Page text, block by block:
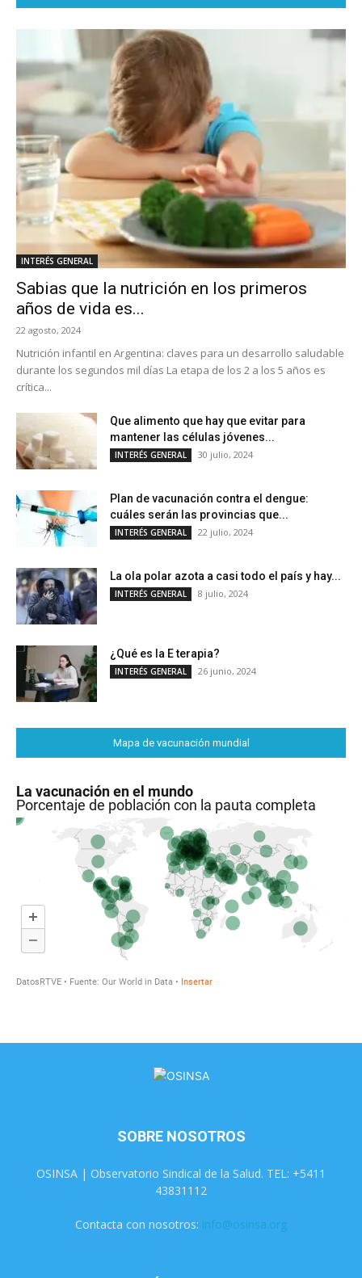
INTERÉS GENERAL
Sabias que la nutrición en los primeros
años de vida es...
22 agosto, 2024
Nutrición infantil en Argentina: claves para un desarrollo saludable
durante los segundos mil días La etapa de los 2 a los 5 años es
crítica...
Que alimento que hay que evitar para
mantener las células jóvenes...
INTERÉS GENERAL 30 julio, 2024
Plan de vacunación contra el dengue:
cuáles serán las provincias que...
INTERÉS GENERAL 22 julio, 2024
La ola polar azota a casi todo el país y hay...
INTERÉS GENERAL 8 julio, 2024
¿Qué es la E terapia?
INTERÉS GENERAL 26 junio, 2024
Mapa de vacunación mundial
SOBRE NOSOTROS
OSINSA | Observatorio Sindical de la Salud. TEL: +5411
43831112
Contacta con nosotros: info@osinsa.org